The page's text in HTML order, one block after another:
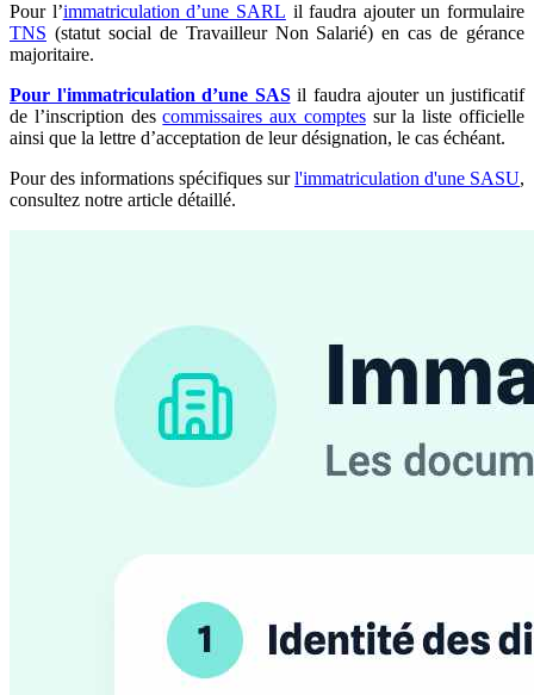
Pour l’immatriculation d’une SARL il faudra ajouter un formulaire
TNS (statut social de Travailleur Non Salarié) en cas de gérance
majoritaire.
Pour l'immatriculation d’une SAS il faudra ajouter un justificatif
de l’inscription descommissaires aux comptessur la liste officielle
ainsi que la lettre d’acceptation de leur désignation, le cas échéant.
Pour des informations spécifiques surl'immatriculation d'une SASU,
consultez notre article détaillé.